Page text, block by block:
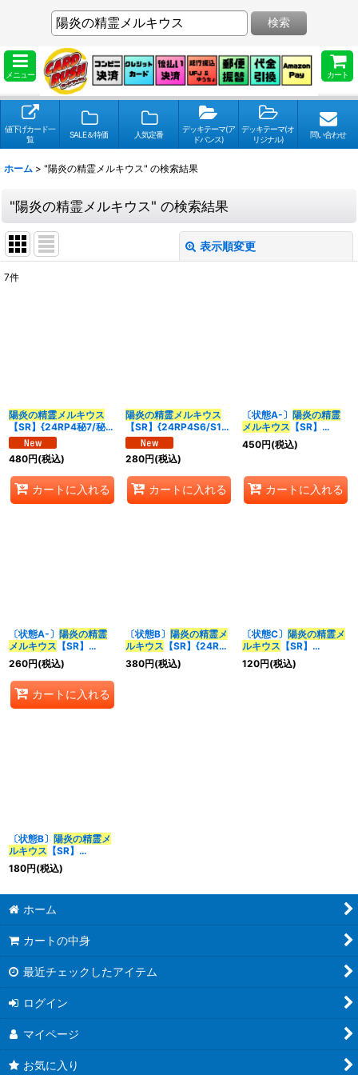
メニュー カート
検索
値下げカード一
覧
SALE＆特価 人気定番
デッキテーマ(ア
ドバンス)
デッキテーマ(オ
リジナル)
問い合わせ
ホーム > "陽炎の精霊メルキウス" の検索結果
"陽炎の精霊メルキウス" の検索結果
表示順変更
検索キーワードをお願い致します
カテゴリ
特集:
7件
陽炎の精霊メルキウス
【SR】{24RP4秘7/秘
24}《多》
480円(税込)
カートに入れる
陽炎の精霊メルキウス
【SR】{24RP4S6/S11}
《多》
280円(税込)
カートに入れる
〔状態A-〕 陽炎の精霊
メルキウス 【SR】
{24RP4秘7/秘24}
《多》
450円(税込)
カートに入れる
〔状態A-〕 陽炎の精霊
メルキウス 【SR】
{24RP4S6/S11}《多》
260円(税込)
カートに入れる
〔状態B〕 陽炎の精霊メ
ルキウス 【SR】{24RP4
秘7/秘24}《多》
380円(税込)
〔状態C〕 陽炎の精霊メ
ルキウス 【SR】
{24RP4S6/S11}《多》
120円(税込)
〔状態B〕 陽炎の精霊メ
ルキウス 【SR】
{24RP4S6/S11}《多》
180円(税込)
ホーム
カートの中身
最近チェックしたアイテム
ログイン
マイページ
お気に入り